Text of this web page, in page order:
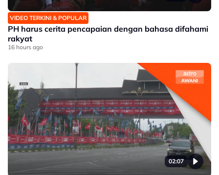
VIDEO TERKINI & POPULAR
PH harus cerita pencapaian dengan bahasa difahami
rakyat
16 hours ago
02:07